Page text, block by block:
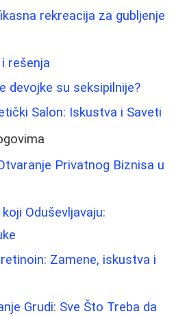
rekreacija za gubljenje
rešenja
devojke su seksipilnije?
Salon: Iskustva i Saveti
Privatnog Biznisa u
Oduševljavaju:
Zamene, iskustva i
Grudi: Sve Što Treba da